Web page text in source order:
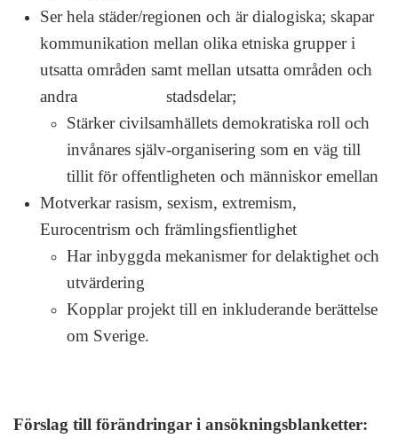
Ser hela städer/regionen och är dialogiska; skapar
kommunikation mellan olika etniska grupper i
utsatta områden samt mellan utsatta områden och
andra stadsdelar;
Stärker civilsamhällets demokratiska roll och
invånares själv-organisering som en väg till
tillit för offentligheten och människor emellan
Motverkar rasism, sexism, extremism,
Eurocentrism och främlingsfientlighet
Har inbyggda mekanismer for delaktighet och
utvärdering
Kopplar projekt till en inkluderande berättelse
om Sverige.
Förslag till förändringar i ansökningsblanketter: